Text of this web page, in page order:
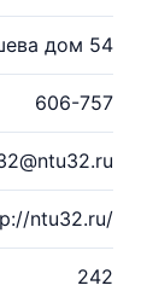
дом 54
606-757
ntu32.ru/
242